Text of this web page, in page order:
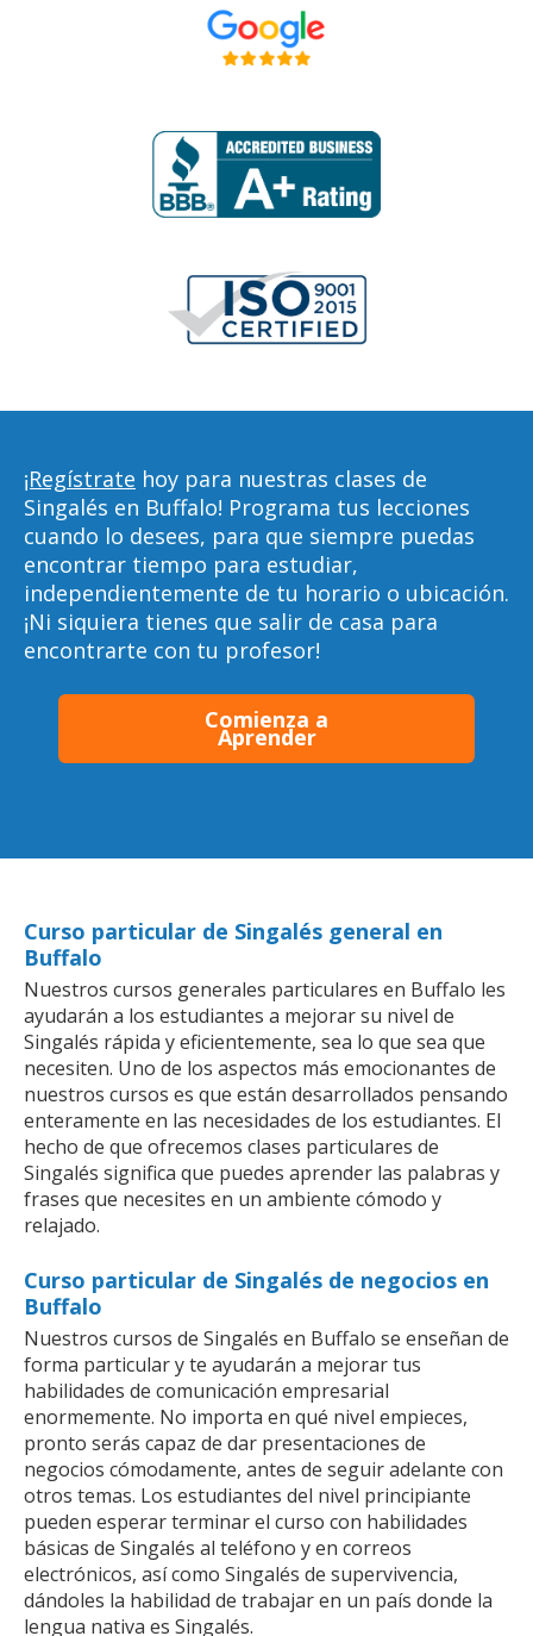
¡Regístrate hoy para nuestras clases de
Singalés en Buffalo! Programa tus lecciones
cuando lo desees, para que siempre puedas
encontrar tiempo para estudiar,
independientemente de tu horario o ubicación.
¡Ni siquiera tienes que salir de casa para
encontrarte con tu profesor!
Comienza a
Aprender
Curso particular de Singalés general en
Buffalo
Nuestros cursos generales particulares en Buffalo les
ayudarán a los estudiantes a mejorar su nivel de
Singalés rápida y eficientemente, sea lo que sea que
necesiten. Uno de los aspectos más emocionantes de
nuestros cursos es que están desarrollados pensando
enteramente en las necesidades de los estudiantes. El
hecho de que ofrecemos clases particulares de
Singalés significa que puedes aprender las palabras y
frases que necesites en un ambiente cómodo y
relajado.
Curso particular de Singalés de negocios en
Buffalo
Nuestros cursos de Singalés en Buffalo se enseñan de
forma particular y te ayudarán a mejorar tus
habilidades de comunicación empresarial
enormemente. No importa en qué nivel empieces,
pronto serás capaz de dar presentaciones de
negocios cómodamente, antes de seguir adelante con
otros temas. Los estudiantes del nivel principiante
pueden esperar terminar el curso con habilidades
básicas de Singalés al teléfono y en correos
electrónicos, así como Singalés de supervivencia,
dándoles la habilidad de trabajar en un país donde la
lengua nativa es Singalés.